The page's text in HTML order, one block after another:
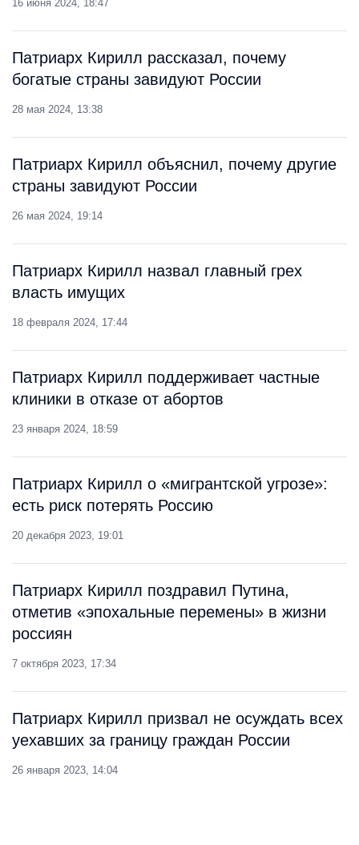
16 июня 2024, 18:47
Патриарх Кирилл рассказал, почему
богатые страны завидуют России
28 мая 2024, 13:38
Патриарх Кирилл объяснил, почему другие
страны завидуют России
26 мая 2024, 19:14
Патриарх Кирилл назвал главный грех
власть имущих
18 февраля 2024, 17:44
Патриарх Кирилл поддерживает частные
клиники в отказе от абортов
23 января 2024, 18:59
Патриарх Кирилл о «мигрантской угрозе»:
есть риск потерять Россию
20 декабря 2023, 19:01
Патриарх Кирилл поздравил Путина,
отметив «эпохальные перемены» в жизни
россиян
7 октября 2023, 17:34
Патриарх Кирилл призвал не осуждать всех
уехавших за границу граждан России
26 января 2023, 14:04